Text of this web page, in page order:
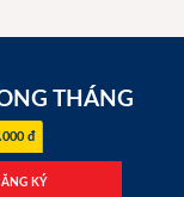
THÁNG
đ